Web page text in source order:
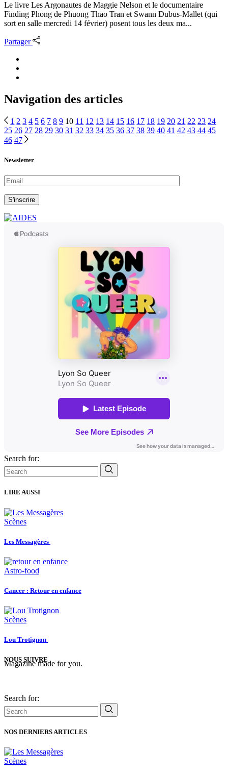
Le livre Les Argonautes de Maggie Nelson et le documentaire
Finding Phong de Phuong Thao Tran et Swann Dubus-Mallet (qui
sort en salle mercredi 14 février) posent tous les deux ma...
Partager
Navigation des articles
1 2 3 4 5 6 7 8 9 10 11 12 13 14 15 16 17 18 19 20 21 22 23 24
25 26 27 28 29 30 31 32 33 34 35 36 37 38 39 40 41 42 43 44 45
46 47
Newsletter
S'inscrire
Search for:
LIRE AUSSI
Scènes
Les Messagères
Astro-food
Cancer : Retour en enfance
Scènes
Lou Trotignon
NOUS SUIVRE
Magazine made for you.
Search for:
NOS DERNIERS ARTICLES
Scènes